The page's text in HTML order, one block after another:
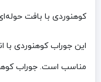
کوهنوردی با بافت
این جوراب کوهنوردی با
مناسب است. جوراب